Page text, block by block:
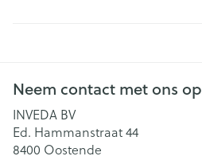
Neem contact met ons op
INVEDA BV
Ed. Hammanstraat 44
8400 Oostende